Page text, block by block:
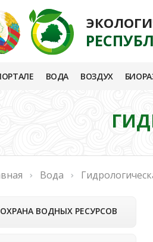
ВОДА ВОЗДУХ
Вода
ОХРАНА ВОДНЫХ РЕСУРСОВ